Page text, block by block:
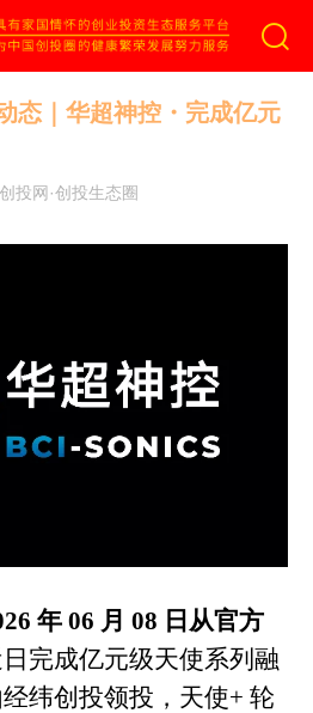
创投网
态｜华超神控・完成亿元
投网·创投生态圈
年 06 月 08 日从官方
完成亿元级天使系列融
纬创投领投，天使+ 轮